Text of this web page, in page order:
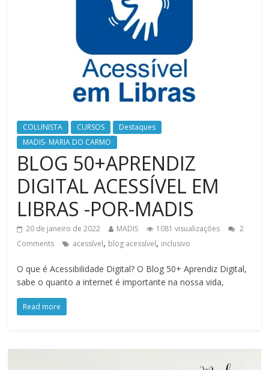
COLUNISTA CURSOS
Destaques
MADIS- MARIA DO CARMO
BLOG 50+APRENDIZ
DIGITAL ACESSÍVEL EM
LIBRAS -POR-MADIS
20 de janeiro de 2022 MADIS 1081 visualizações
2
Comments
acessível, blog acessível, inclusivo
O que é Acessibilidade Digital? O Blog 50+ Aprendiz Digital,
sabe o quanto a internet é importante na nossa vida,
Read more